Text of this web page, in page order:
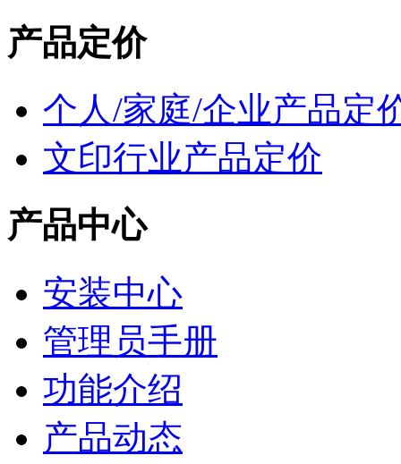
产品定价
个人/家庭/企业产品定
文印行业产品定价
产品中心
安装中心
管理员手册
功能介绍
产品动态